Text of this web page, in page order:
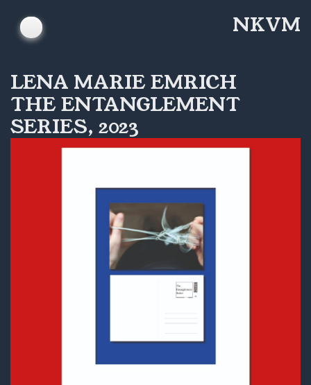
Skip
to
NKVM
LENA MARIE EMRICH
THE ENTANGLEMENT
SERIES, 2023